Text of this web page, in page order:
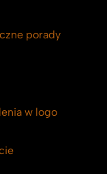
porady
w logo